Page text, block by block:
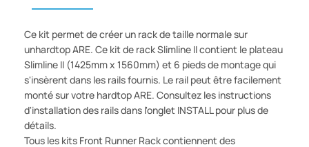
Ce kit permet de créer un rack de taille normale sur
unhardtop ARE. Ce kit de rack Slimline II contient le plateau
Slimline II (1425mm x 1560mm) et 6 pieds de montage qui
s'insèrent dans les rails fournis. Le rail peut être facilement
monté sur votre hardtop ARE. Consultez les instructions
d'installation des rails dans l'onglet INSTALL pour plus de
détails.
Tous les kits Front Runner Rack contiennent des